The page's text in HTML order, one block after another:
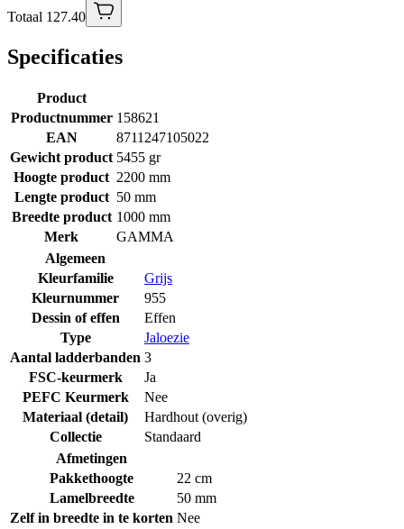
Totaal 127.40
Specificaties
Product
Productnummer 158621
EAN
8711247105022
Gewicht product 5455 gr
Hoogte product 2200 mm
Lengte product 50 mm
Breedte product 1000 mm
Merk
GAMMA
Algemeen
Kleurfamilie
Grijs
Kleurnummer
955
Dessin of effen
Effen
Type
Jaloezie
Aantal ladderbanden 3
FSC-keurmerk
Ja
PEFC Keurmerk
Nee
Materiaal (detail)
Hardhout (overig)
Collectie
Standaard
Afmetingen
Pakkethoogte
22 cm
Lamelbreedte
50 mm
Zelf in breedte in te korten Nee